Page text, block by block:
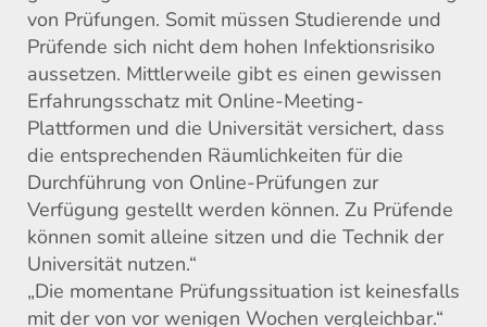
von Prüfungen. Somit müssen Studierende und
Prüfende sich nicht dem hohen Infektionsrisiko
aussetzen. Mittlerweile gibt es einen gewissen
Erfahrungsschatz mit Online-Meeting-
Plattformen und die Universität versichert, dass
die entsprechenden Räumlichkeiten für die
Durchführung von Online-Prüfungen zur
Verfügung gestelltwerden können. Zu Prüfende
können somit alleine sitzen und die Technik der
Universität nutzen.“
„Die momentane Prüfungssituation ist keinesfalls
mit der von vor wenigen Wochen vergleichbar.“